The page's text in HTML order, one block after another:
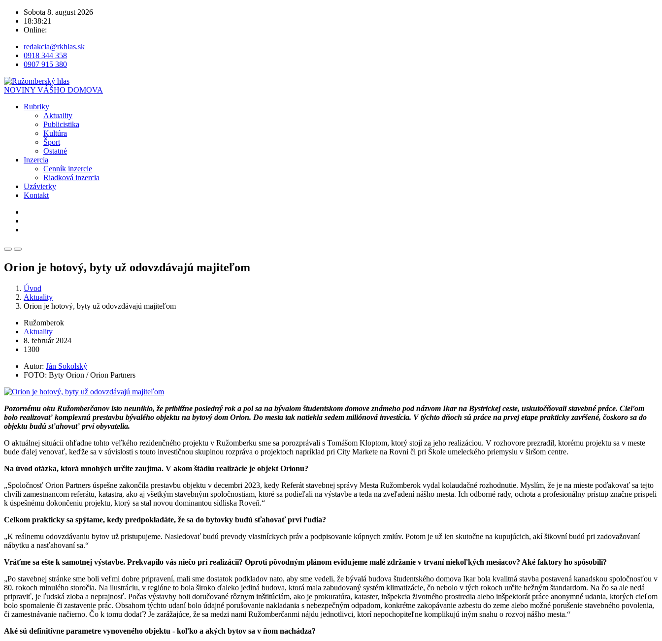
Sobota 8. august 2026
18:38:22
Online:
redakcia@rkhlas.sk
0918 344 358
0907 915 380
NOVINY VÁŠHO DOMOVA
Rubriky
Aktuality
Publicistika
Kultúra
Šport
Ostatné
Inzercia
Cenník inzercie
Riadková inzercia
Uzávierky
Kontakt
Orion je hotový, byty už odovzdávajú majiteľom
Úvod
Aktuality
Orion je hotový, byty už odovzdávajú majiteľom
Ružomberok
Aktuality
8. február 2024
1300
Autor: Ján Sokolský
FOTO: Byty Orion / Orion Partners
Pozornému oku Ružomberčanov isto neuniklo, že približne posledný rok a pol sa na bývalom študentskom domove známeho pod názvom Ikar na Bystrickej ceste, uskutočňovali stavebné práce. Cieľom
bolo realizovať komplexnú prestavbu bývalého objektu na bytový dom Orion. Do mesta tak natiekla sedem miliónová investícia. V týchto dňoch sú práce na prvej etape prakticky zavŕšené, čoskoro sa do
objektu budú sťahovať prví obyvatelia.
O aktuálnej situácii ohľadne tohto veľkého rezidenčného projektu v Ružomberku sme sa porozprávali s Tomášom Kloptom, ktorý stojí za jeho realizáciou. V rozhovore prezradil, ktorému projektu sa v meste
bude ďalej venovať, keďže sa v súvislosti s touto investičnou skupinou rozpráva o projektoch napríklad pri City Markete na Rovni či pri Škole umeleckého priemyslu v širšom centre.
Na úvod otázka, ktorá mnohých určite zaujíma. V akom štádiu realizácie je objekt Orionu?
„Spoločnosť Orion Partners úspešne zakončila prestavbu objektu v decembri 2023, kedy Referát stavebnej správy Mesta Ružomberok vydal kolaudačné rozhodnutie. Myslím, že je na mieste poďakovať sa tejto
chvíli zamestnancom referátu, katastra, ako aj všetkým stavebným spoločnostiam, ktoré sa podieľali na výstavbe a teda na zveľadení nášho mesta. Ich odborné rady, ochota a profesionálny prístup značne prispeli
k úspešnému dokončeniu projektu, ktorý sa stal novou dominantou sídliska Roveň.“
Celkom prakticky sa spýtame, kedy predpokladáte, že sa do bytovky budú sťahovať prví ľudia?
„K reálnemu odovzdávaniu bytov už pristupujeme. Nasledovať budú prevody vlastníckych práv a podpisovanie kúpnych zmlúv. Potom je už len skutočne na kupujúcich, akí šikovní budú pri zadovažovaní
nábytku a nasťahovaní sa.“
Vráťme sa ešte k samotnej výstavbe. Prekvapilo vás niečo pri realizácii? Oproti pôvodným plánom evidujeme malé zdržanie v trvaní niekoľkých mesiacov? Aké faktory ho spôsobili?
„Po stavebnej stránke sme boli veľmi dobre pripravení, mali sme dostatok podkladov nato, aby sme vedeli, že bývalá budova študentského domova Ikar bola kvalitná stavba postavená kanadskou spoločnosťou v
80. rokoch minulého storočia. Na ilustráciu, v regióne to bola široko ďaleko jediná budova, ktorá mala zabudovaný systém klimatizácie, čo nebolo v tých rokoch určite bežným štandardom. Na čo sa ale nedá
pripraviť, je ľudská zloba a neprajnosť. Počas výstavby boli doručované rôznym inštitúciám, ako je prokuratúra, kataster, inšpekcia životného prostredia alebo inšpektorát práce anonymné udania, ktorých cieľom
bolo spomalenie či zastavenie prác. Obsahom týchto udaní bolo údajné porušovanie nakladania s nebezpečným odpadom, konkrétne zakopávanie azbestu do zeme alebo možné porušenie stavebného povolenia,
či zamestnávanie načierno. Čo k tomu dodať? Je zarážajúce, že sa medzi nami Ružomberčanmi nájdu jednotlivci, ktorí nepochopiteľne komplikujú iným snahu o rozvoj nášho mesta.“
Aké sú definitívne parametre vynoveného objektu - koľko a akých bytov sa v ňom nachádza?